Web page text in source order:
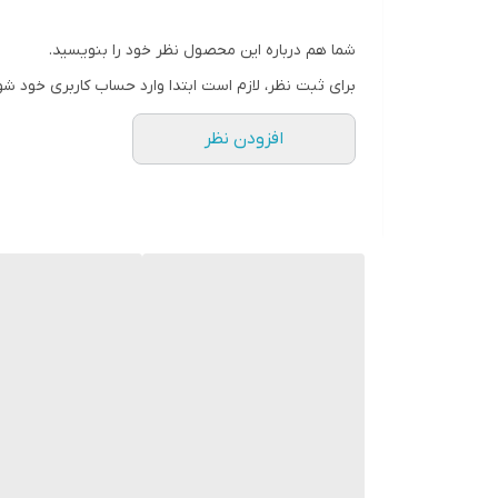
شما هم درباره این محصول نظر خود را بنویسید.
برای ثبت نظر، لازم است ابتدا وارد حساب کاربری خود
افزودن نظر